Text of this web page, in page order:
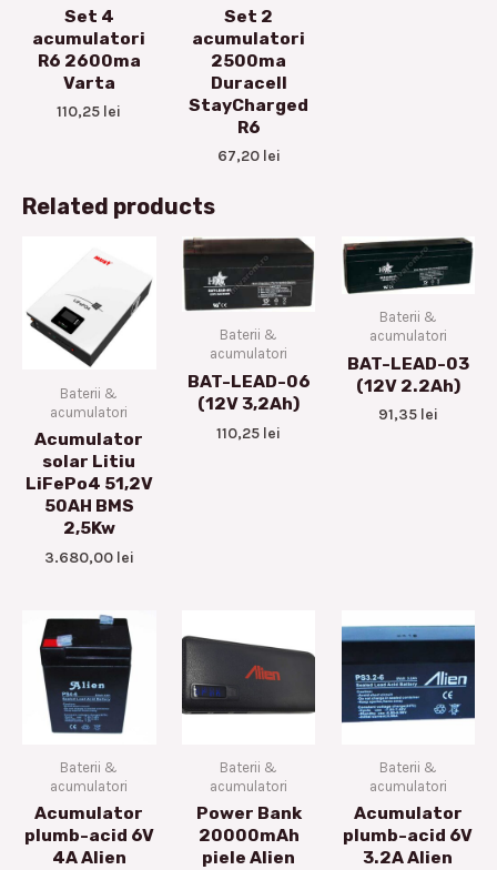
Set 4
acumulatori
R6 2600ma
Varta
110,25 lei
Set 2
acumulatori
2500ma
Duracell
StayCharged
R6
67,20 lei
Related products
Baterii &
acumulatori
Acumulator
solar Litiu
LiFePo4 51,2V
50AH BMS
2,5Kw
3.680,00 lei
Baterii &
acumulatori
BAT-LEAD-06
(12V 3,2Ah)
110,25 lei
Baterii &
acumulatori
BAT-LEAD-03
(12V 2.2Ah)
91,35 lei
Baterii &
acumulatori
Acumulator
plumb-acid 6V
4A Alien
Baterii &
acumulatori
Power Bank
20000mAh
piele Alien
Baterii &
acumulatori
Acumulator
plumb-acid 6V
3.2A Alien